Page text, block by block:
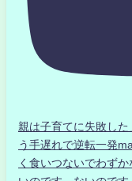
親は子育てに失敗し
う手遅れで逆転一発
く食いつないでわず